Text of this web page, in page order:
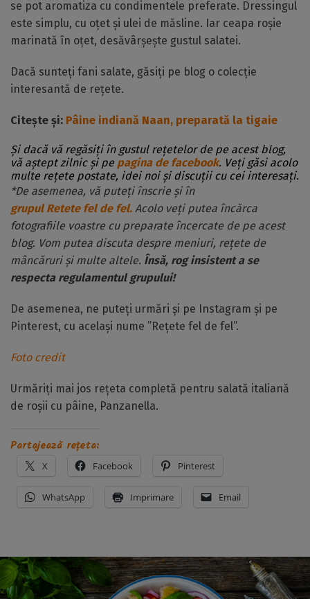
se pot aromatiza cu condimentele preferate. Dressingul
este simplu, cu oțet și ulei de măsline. Iar ceapa roșie
marinată în oțet, desăvârșește gustul salatei.
Dacă sunteți fani salate, găsiți pe blog o colecție
interesantă de rețete.
Citește și: Pâine indiană Naan, preparată la tigaie
Și dacă vă regăsiți în gustul rețetelor de pe acest blog,
vă aștept zilnic și pe pagina de facebook. Veți găsi acolo
multe rețete postate, idei noi și discuții cu cei interesați.
*De asemenea, vă puteți înscrie și în
grupul Retete fel de fel. Acolo veți putea încărca
fotografiile voastre cu preparate încercate de pe acest
blog. Vom putea discuta despre meniuri, rețete de
mâncăruri și multe altele. Însă, rog insistent a se
respecta regulamentul grupului!
De asemenea, ne puteți urmări și pe Instagram și pe
Pinterest, cu același nume ”Rețete fel de fel”.
Foto credit
Urmăriți mai jos rețeta completă pentru salată italiană
de roșii cu pâine, Panzanella.
Partajează rețeta:
X Facebook Pinterest
WhatsApp Imprimare Email